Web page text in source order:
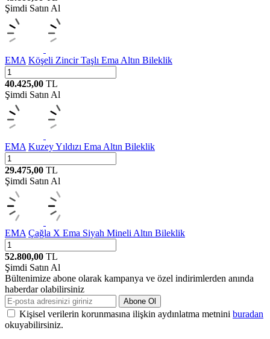
Şimdi Satın Al
EMA Köşeli Zincir Taşlı Ema Altın Bileklik
40.425,00 TL
Şimdi Satın Al
EMA Kuzey Yıldızı Ema Altın Bileklik
29.475,00 TL
Şimdi Satın Al
EMA Çağla X Ema Siyah Mineli Altın Bileklik
52.800,00 TL
Şimdi Satın Al
Bültenimize abone olarak kampanya ve özel indirimlerden anında
haberdar olabilirsiniz
Abone Ol
Kişisel verilerin korunmasına ilişkin aydınlatma metnini buradan
okuyabilirsiniz.